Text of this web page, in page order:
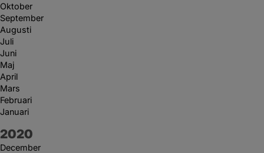
Oktober
September
Augusti
Juli
Juni
Maj
April
Mars
Februari
Januari
År:
2020
December